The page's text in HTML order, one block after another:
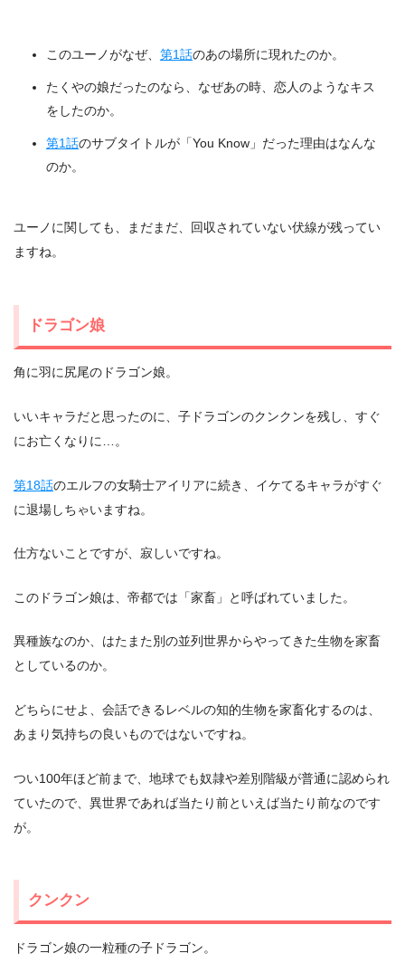
このユーノがなぜ、 第1話のあの場所に現れたのか。
たくやの娘だったのなら、なぜあの時、恋人のようなキス
をしたのか。
第1話のサブタイトルが「You Know」だった理由はなんな
のか。
ユーノに関しても、まだまだ、回収されていない伏線が残ってい
ますね。
ドラゴン娘
角に羽に尻尾のドラゴン娘。
いいキャラだと思ったのに、子ドラゴンのクンクンを残し、すぐ
にお亡くなりに…。
第18話のエルフの女騎士アイリアに続き、イケてるキャラがすぐ
に退場しちゃいますね。
仕方ないことですが、寂しいですね。
このドラゴン娘は、帝都では「家畜」と呼ばれていました。
異種族なのか、はたまた別の並列世界からやってきた生物を家畜
としているのか。
どちらにせよ、会話できるレベルの知的生物を家畜化するのは、
あまり気持ちの良いものではないですね。
つい100年ほど前まで、地球でも奴隷や差別階級が普通に認められ
ていたので、異世界であれば当たり前といえば当たり前なのです
が。
クンクン
ドラゴン娘の一粒種の子ドラゴン。